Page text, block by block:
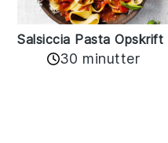
Salsiccia Pasta Opskrift
30 minutter